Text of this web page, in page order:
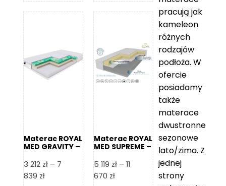
od
8
739 zł
od
6
044 zł
Materac ROYAL
MED GRAVITY –
3 212 zł – 7
839 złZakres
Materac ROYAL
MED SUPREME –
5 119 zł – 11
670 złZakres
pracują jak
kameleon
różnych
rodzajów
podłoża. W
ofercie
posiadamy
także
materace
dwustronne
sezonowe
lato/zima. Z
jednej
strony